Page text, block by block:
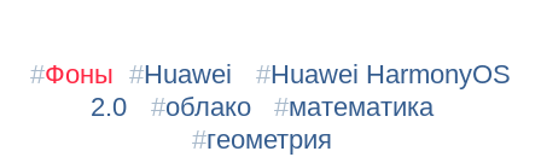
#Фоны #Huawei #Huawei HarmonyOS
2.0
#облако #математика
#геометрия